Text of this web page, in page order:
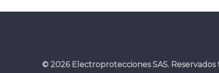
© 2026 Electroprotecciones SAS.